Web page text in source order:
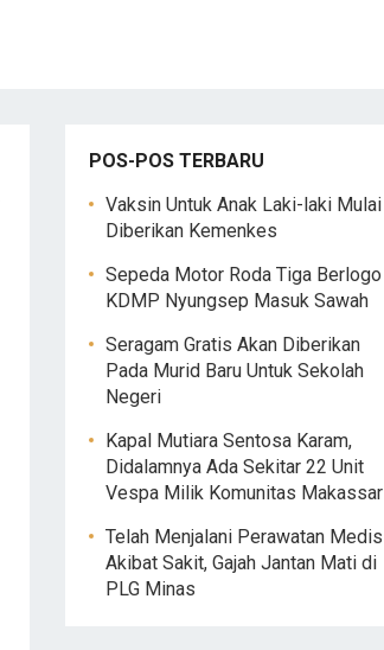
POS-POS TERBARU
Vaksin Untuk Anak Laki-laki Mulai
Diberikan Kemenkes
Sepeda Motor Roda Tiga Berlogo
KDMP Nyungsep Masuk Sawah
Seragam Gratis Akan Diberikan
Pada Murid Baru Untuk Sekolah
Negeri
Kapal Mutiara Sentosa Karam,
Didalamnya Ada Sekitar 22 Unit
Vespa Milik Komunitas Makassar
Telah Menjalani Perawatan Medis
Akibat Sakit, Gajah Jantan Mati di
PLG Minas